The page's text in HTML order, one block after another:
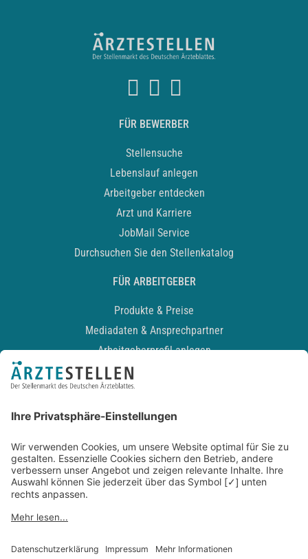
FÜR BEWERBER
Stellensuche
Lebenslauf anlegen
Arbeitgeber entdecken
Arzt und Karriere
JobMail Service
Durchsuchen Sie den Stellenkatalog
FÜR ARBEITGEBER
Produkte & Preise
Mediadaten & Ansprechpartner
Arbeitgeberprofil anlegen
Recruiting-Podcast
Kontakt
Datenschutz
Newsletter